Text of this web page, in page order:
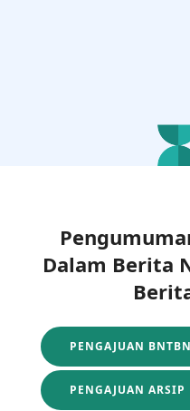
Dalam Berita
PENGAJUAN BNTBN
PENGAJUAN ARSIP